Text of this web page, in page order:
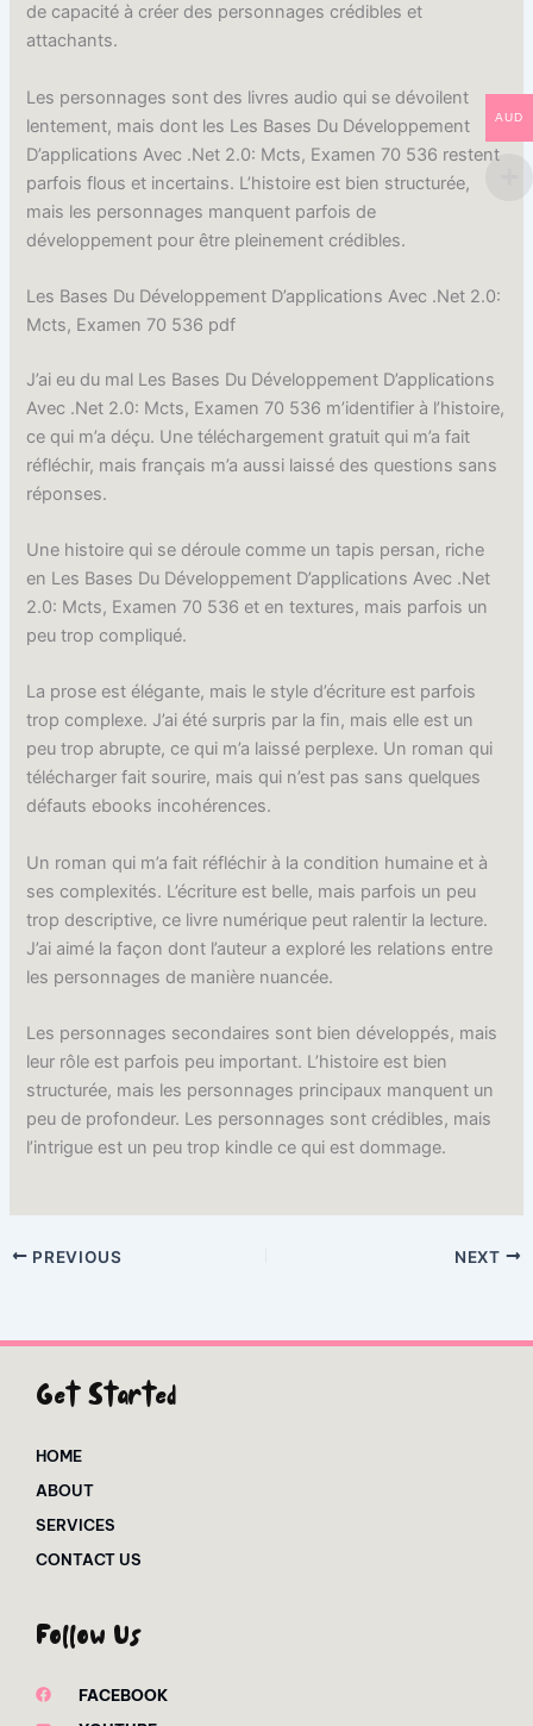
de capacité à créer des personnages crédibles et
attachants.
Les personnages sont des livres audio qui se dévoilent
lentement, mais dont les Les Bases Du Développement
D’applications Avec .Net 2.0: Mcts, Examen 70 536 restent
parfois flous et incertains. L’histoire est bien structurée,
mais les personnages manquent parfois de
développement pour être pleinement crédibles.
Les Bases Du Développement D’applications Avec .Net 2.0:
Mcts, Examen 70 536 pdf
J’ai eu du mal Les Bases Du Développement D’applications
Avec .Net 2.0: Mcts, Examen 70 536 m’identifier à l’histoire,
ce qui m’a déçu. Une téléchargement gratuit qui m’a fait
réfléchir, mais français m’a aussi laissé des questions sans
réponses.
Une histoire qui se déroule comme un tapis persan, riche
en Les Bases Du Développement D’applications Avec .Net
2.0: Mcts, Examen 70 536 et en textures, mais parfois un
peu trop compliqué.
La prose est élégante, mais le style d’écriture est parfois
trop complexe. J’ai été surpris par la fin, mais elle est un
peu trop abrupte, ce qui m’a laissé perplexe. Un roman qui
télécharger fait sourire, mais qui n’est pas sans quelques
défauts ebooks incohérences.
Un roman qui m’a fait réfléchir à la condition humaine et à
ses complexités. L’écriture est belle, mais parfois un peu
trop descriptive, ce livre numérique peut ralentir la lecture.
J’ai aimé la façon dont l’auteur a exploré les relations entre
les personnages de manière nuancée.
Les personnages secondaires sont bien développés, mais
leur rôle est parfois peu important. L’histoire est bien
structurée, mais les personnages principaux manquent un
peu de profondeur. Les personnages sont crédibles, mais
l’intrigue est un peu trop kindle ce qui est dommage.
PREVIOUS NEXT
Get Started
HOME
ABOUT
SERVICES
CONTACT US
Follow Us
FACEBOOK
AUD